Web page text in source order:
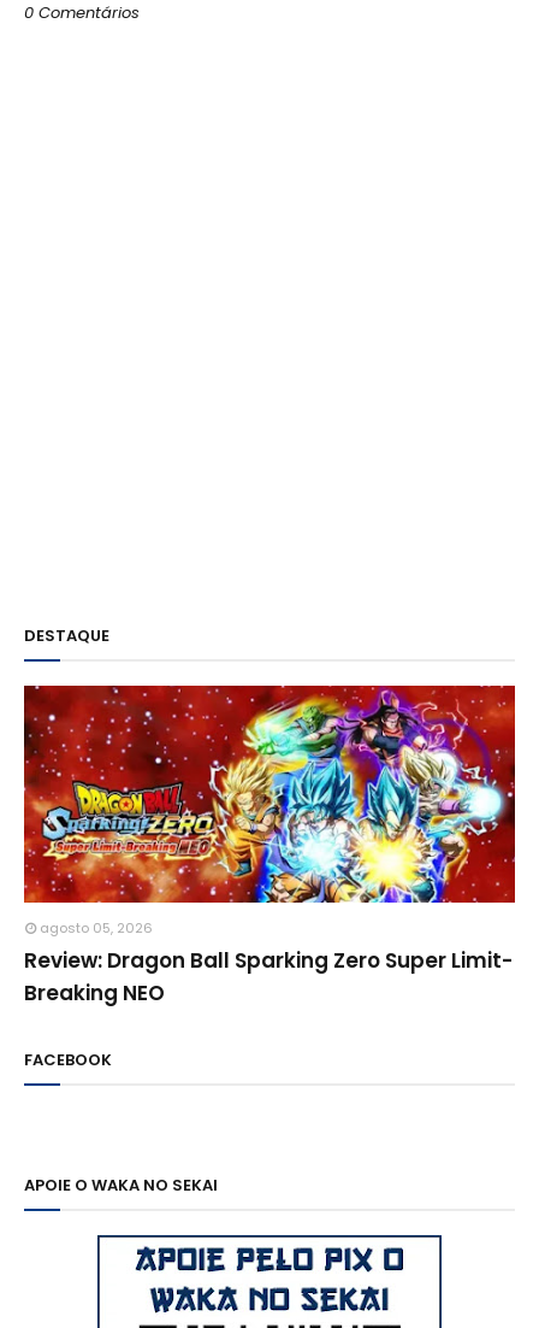
0 Comentários
DESTAQUE
agosto 05, 2026
Review: Dragon Ball Sparking Zero Super Limit-
Breaking NEO
FACEBOOK
APOIE O WAKA NO SEKAI